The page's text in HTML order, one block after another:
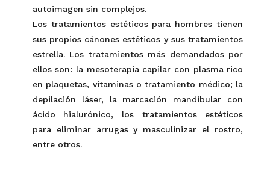
autoimagen sin complejos.
Los tratamientos estéticos para hombres tienen
sus propios cánones estéticos y sus tratamientos
estrella. Los tratamientos más demandados por
ellos son: la mesoterapia capilar con plasma rico
en plaquetas, vitaminas o tratamiento médico; la
depilación láser, la marcación mandibular con
ácido hialurónico, los tratamientos estéticos
para eliminar arrugas y masculinizar el rostro,
entre otros.